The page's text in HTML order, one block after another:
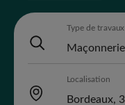
Type de travaux
Localisation